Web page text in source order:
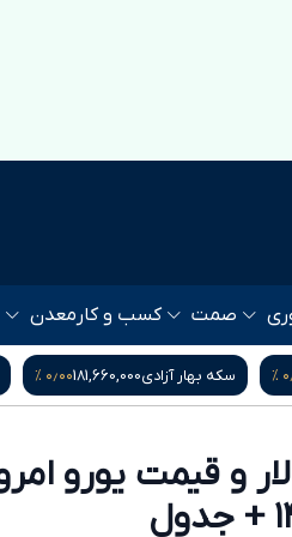
صمت کسب و کار معدن
نیم سکه 94,500,000۰٫۰۰ % ربع سکه